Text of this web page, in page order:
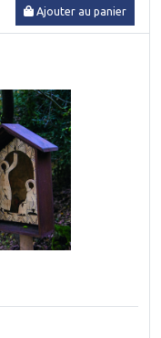
Ajouter au panier